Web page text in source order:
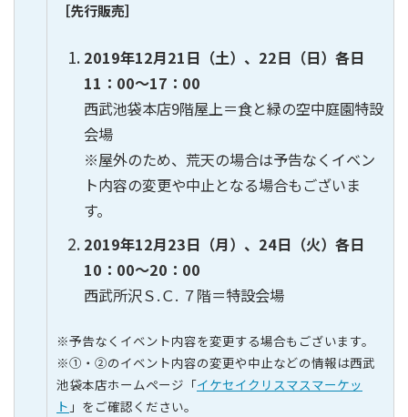
［先行販売］
2019年12月21日（土）、22日（日）各日
11：00～17：00
西武池袋本店9階屋上＝食と緑の空中庭園特設
会場
※屋外のため、荒天の場合は予告なくイベン
ト内容の変更や中止となる場合もございま
す。
2019年12月23日（月）、24日（火）各日
10：00～20：00
西武所沢Ｓ.Ｃ. ７階＝特設会場
※予告なくイベント内容を変更する場合もございます。
※①・②のイベント内容の変更や中止などの情報は西武
池袋本店ホームページ「イケセイクリスマスマーケッ
ト 」をご確認ください。